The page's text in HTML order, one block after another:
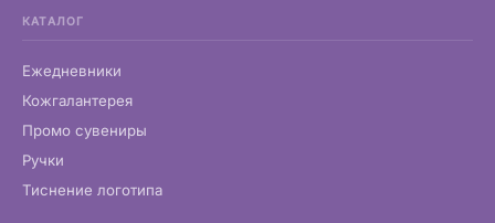
КАТАЛОГ
Ежедневники
Кожгалантерея
Промо сувениры
Ручки
Тиснение логотипа